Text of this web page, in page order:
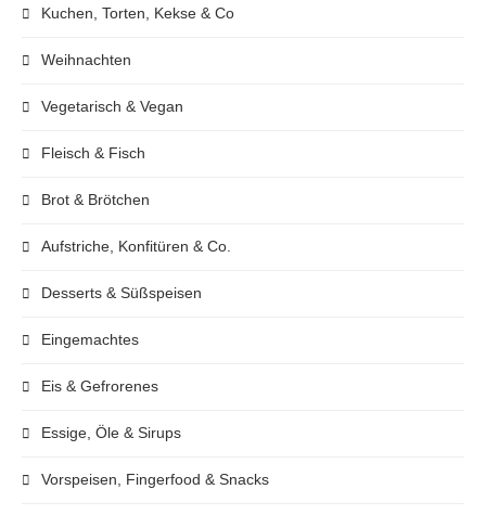
Kuchen, Torten, Kekse & Co
Weihnachten
Vegetarisch & Vegan
Fleisch & Fisch
Brot & Brötchen
Aufstriche, Konfitüren & Co.
Desserts & Süßspeisen
Eingemachtes
Eis & Gefrorenes
Essige, Öle & Sirups
Vorspeisen, Fingerfood & Snacks